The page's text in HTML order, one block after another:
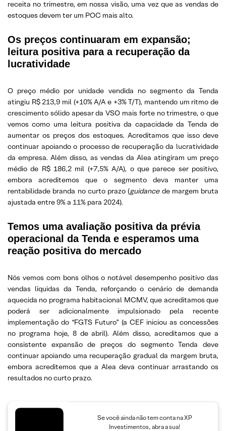
receita no trimestre, em nossa visão, uma vez que as vendas de
estoques devem ter um POC mais alto.
Os preços continuaram em expansão;
leitura positiva para a recuperação da
lucratividade
O preço médio por unidade vendida no segmento da Tenda
atingiu R$ 213,9 mil (+10% A/A e +3% T/T), mantendo um ritmo de
crescimento sólido apesar da VSO mais forte no trimestre, o que
vemos como uma leitura positiva da capacidade da Tenda de
aumentar os preços dos estoques. Acreditamos que isso deve
continuar apoiando o processo de recuperação da lucratividade
da empresa. Além disso, as vendas da Alea atingiram um preço
médio de R$ 186,2 mil (+7,5% A/A), o que parece ser positivo,
embora acreditemos que o segmento deva manter uma
rentabilidade branda no curto prazo (guidance de margem bruta
ajustada entre 9% a 11% para 2024).
Temos uma avaliação positiva da prévia
operacional da Tenda e esperamos uma
reação positiva do mercado
Nós vemos com bons olhos o notável desempenho positivo das
vendas líquidas da Tenda, reforçando o cenário de demanda
aquecida no programa habitacional MCMV, que acreditamos que
poderá ser adicionalmente impulsionado pela recente
implementação do “FGTS Futuro” (a CEF iniciou as concessões
no programa hoje, 8 de abril). Além disso, acreditamos que a
consistente expansão de preços do segmento Tenda deve
continuar apoiando uma recuperação gradual da margem bruta,
embora acreditemos que a Alea deva continuar arrastando os
resultados no curto prazo.
Se você ainda não tem conta na XP
Investimentos, abra a sua!